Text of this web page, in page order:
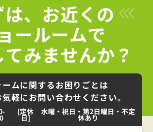
は、お近くの
ールームで
みませんか？
ームに関するお困りごとは
軽にお問い合わせください。
[定休
日]
水曜・祝日・第2日曜日・不定
休あり